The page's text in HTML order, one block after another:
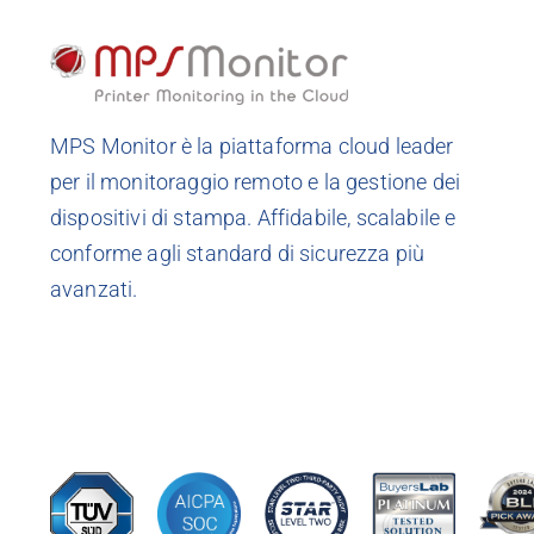
MPS Monitor è la piattaforma cloud leader
per il monitoraggio remoto e la gestione dei
dispositivi di stampa. Affidabile, scalabile e
conforme agli standard di sicurezza più
avanzati.